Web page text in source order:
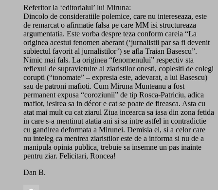
Referitor la ‘editorialul’ lui Miruna:
Dincolo de consideratiile polemice, care nu intereseaza, este
de remarcat o afirmatie falsa pe care MM isi structureaza
argumentatia. Este vorba despre teza conform careia “La
originea acestui fenomen aberant (‘jurnalistii par sa fi devenit
subiectul favorit al jurnalistilor’) se afla Traian Basescu”.
Nimic mai fals. La originea “fenomenului” respectiv sta
reflexul de supravietuire al ziaristilor onesti, coplesiti de colegi
corupti (“tonomate” – expresia este, adevarat, a lui Basescu)
sau de patroni mafioti. Cum Miruna Munteanu a fost
permanent expusa “coroziunii” de tip Rosca-Patriciu, adica
mafiot, iesirea sa in décor e cat se poate de fireasca. Asta cu
atat mai mult cu cat ziarul Ziua incearca sa iasa din zona fetida
in care s-a mentinut atatia ani si sa intre astfel in contradictie
cu gandirea deformata a Mirunei. Demisia ei, si a celor care
nu inteleg ca menirea ziaristilor este de a informa si nu de a
manipula opinia publica, trebuie sa insemne un pas inainte
pentru ziar. Felicitari, Roncea!
Dan B.